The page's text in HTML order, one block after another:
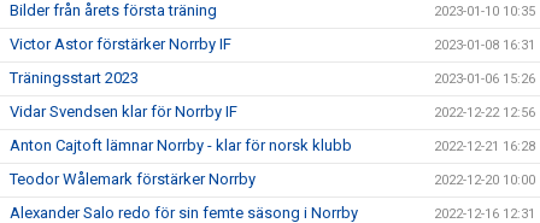
Bilder från årets första träning 2023-01-10 10:35
Victor Astor förstärker Norrby IF 2023-01-08 16:31
Träningsstart 2023 2023-01-06 15:26
Vidar Svendsen klar för Norrby IF 2022-12-22 12:56
Anton Cajtoft lämnar Norrby - klar för norsk klubb 2022-12-21 16:28
Teodor Wålemark förstärker Norrby 2022-12-20 10:00
Alexander Salo redo för sin femte säsong i Norrby 2022-12-16 12:31